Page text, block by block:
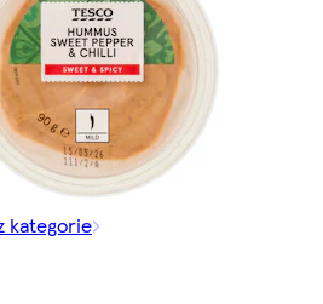
kategorie